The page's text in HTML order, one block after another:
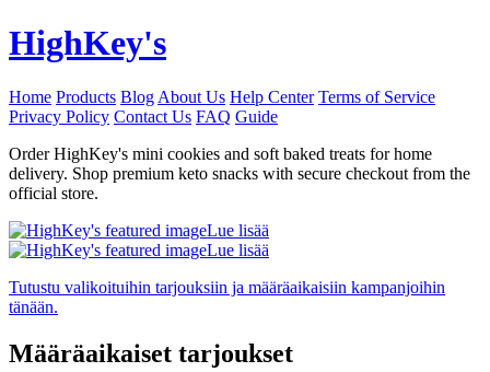
HighKey's
Home Products Blog About Us Help Center Terms of Service
Privacy Policy Contact Us FAQ Guide
Order HighKey's mini cookies and soft baked treats for home
delivery. Shop premium keto snacks with secure checkout from the
official store.
Lue lisää
Lue lisää
Tutustu valikoituihin tarjouksiin ja määräaikaisiin kampanjoihin
tänään.
Määräaikaiset tarjoukset